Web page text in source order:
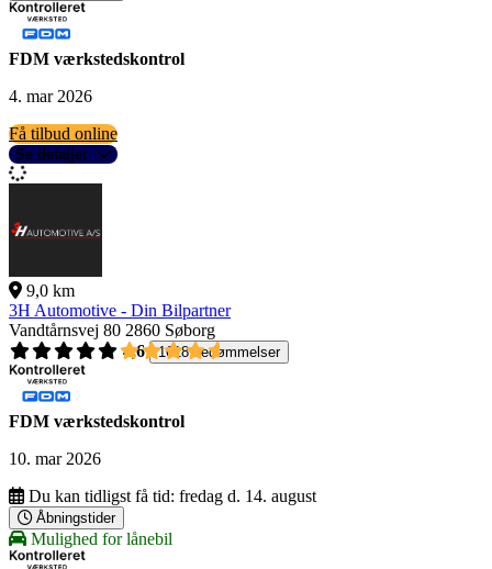
FDM værkstedskontrol
4. mar 2026
Få tilbud online
Se detaljer
9,0 km
3H Automotive - Din Bilpartner
Vandtårnsvej 80 2860 Søborg
4,6
1618 bedømmelser
FDM værkstedskontrol
10. mar 2026
Du kan tidligst få tid: fredag d. 14. august
Åbningstider
Mulighed for lånebil